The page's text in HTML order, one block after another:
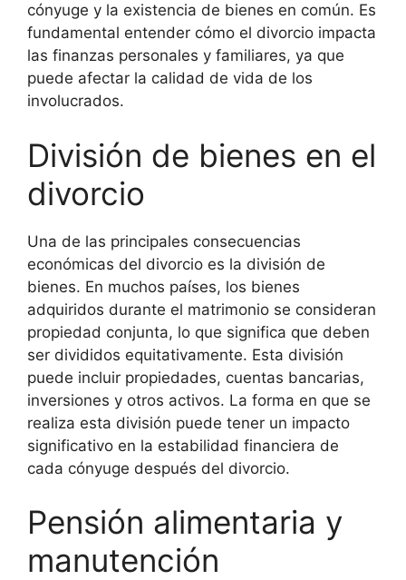
cónyuge y la existencia de bienes en común. Es
fundamental entender cómo el divorcio impacta
las finanzas personales y familiares, ya que
puede afectar la calidad de vida de los
involucrados.
División de bienes en el
divorcio
Una de las principales consecuencias
económicas del divorcio es la división de
bienes. En muchos países, los bienes
adquiridos durante el matrimonio se consideran
propiedad conjunta, lo que significa que deben
ser divididos equitativamente. Esta división
puede incluir propiedades, cuentas bancarias,
inversiones y otros activos. La forma en que se
realiza esta división puede tener un impacto
significativo en la estabilidad financiera de
cada cónyuge después del divorcio.
Pensión alimentaria y
manutención